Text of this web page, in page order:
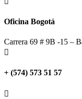
Oficina Bogotá
Carrera 69 # 9B -15 –

+ (574) 573 51 57
